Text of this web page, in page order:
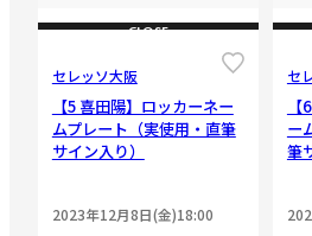
CLOSE
セレッソ大阪
【5 喜田陽】ロッカーネー
ムプレート（実使用・直筆
サイン入り）
2023年12月8日(金)18:00
セ
ー
筆